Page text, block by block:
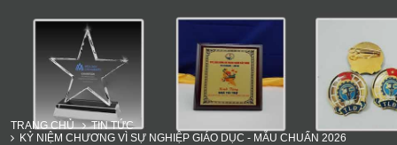
TRANG CHỦ
TIN TỨC
KỶ NIỆM CHƯƠNG VÌ SỰ NGHIỆP GIÁO DỤC - MẪU CHUẨN 2026